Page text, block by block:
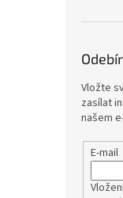
Vložte
zasílat
našem
E-mail